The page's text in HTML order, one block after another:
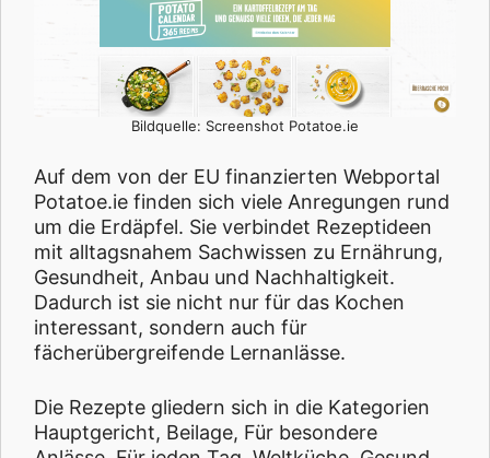
Bildquelle: Screenshot Potatoe.ie
Auf dem von der EU finanzierten Webportal
Potatoe.ie finden sich viele Anregungen rund
um die Erdäpfel. Sie verbindet Rezeptideen
mit alltagsnahem Sachwissen zu Ernährung,
Gesundheit, Anbau und Nachhaltigkeit.
Dadurch ist sie nicht nur für das Kochen
interessant, sondern auch für
fächerübergreifende Lernanlässe.
Die Rezepte gliedern sich in die Kategorien
Hauptgericht, Beilage, Für besondere